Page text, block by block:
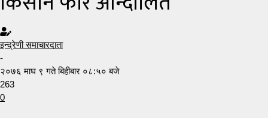
इन्द्रेणी समाचारदाता
-
२०७६ माघ ९ गते बिहीबार ०८:५० बजे
263
0